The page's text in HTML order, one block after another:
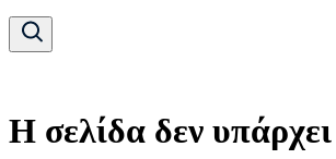
Η σελίδα δεν υπάρχει